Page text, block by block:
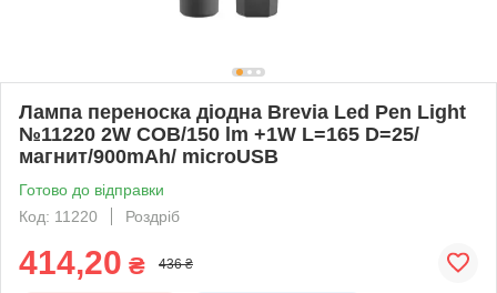
Лампа переноска діодна Brevia Led Pen Light
№11220 2W COB/150 lm +1W L=165 D=25/
магнит/900mAh/ microUSB
Готово до відправки
Код: 11220
Роздріб
414,20 ₴ 436 ₴